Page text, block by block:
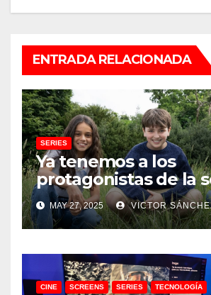
ENTRADA RELACIONADA
SERIES
Ya tenemos a los
protagonistas de la
Harry Potter
MAY 27, 2025 VICTOR
CINE SCREENS SERIES TECNOLOGÍA